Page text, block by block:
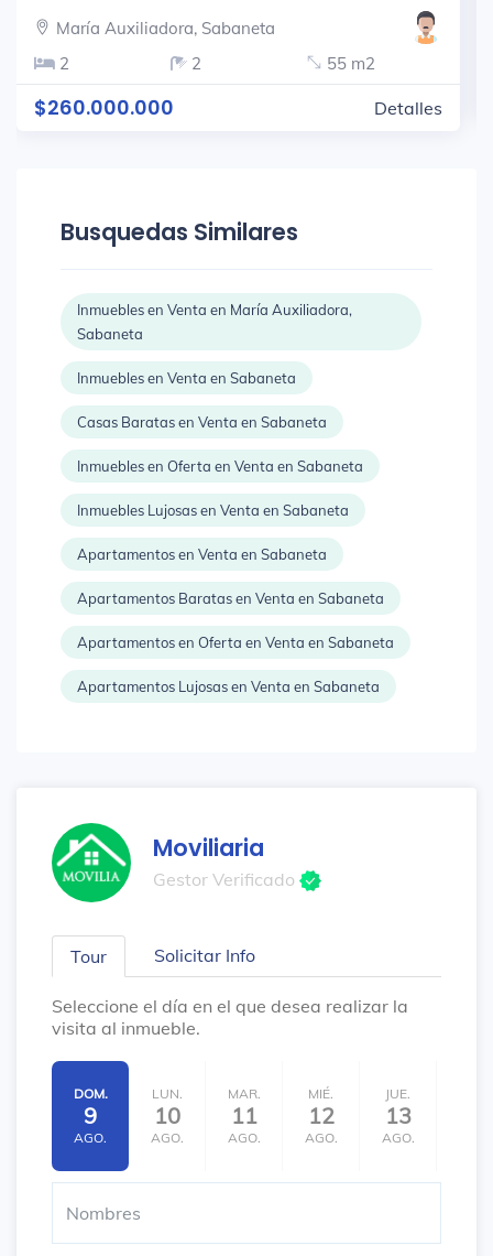
María Auxiliadora, Sabaneta
2
2 55 m2
$260.000.000 Detalles
Busquedas Similares
Inmuebles en Venta en María Auxiliadora,
Sabaneta
Inmuebles en Venta en Sabaneta
Casas Baratas en Venta en Sabaneta
Inmuebles en Oferta en Venta en Sabaneta
Inmuebles Lujosas en Venta en Sabaneta
Apartamentos en Venta en Sabaneta
Apartamentos Baratas en Venta en Sabaneta
Apartamentos en Oferta en Venta en Sabaneta
Apartamentos Lujosas en Venta en Sabaneta
Moviliaria
Gestor Verificado
Tour Solicitar Info
Seleccione el día en el que desea realizar la
visita al inmueble.
DOM.
9
AGO.
LUN.
10
AGO.
MAR.
11
AGO.
MIÉ.
12
AGO.
JUE.
13
AGO.